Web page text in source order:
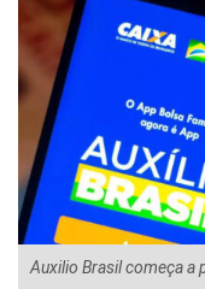
Auxilio Brasil começa a